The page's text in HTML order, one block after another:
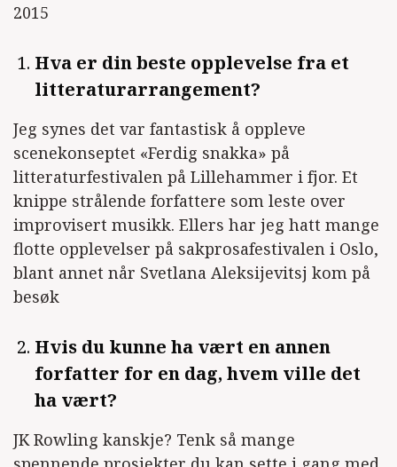
2015
Hva er din beste opplevelse fra et
litteraturarrangement?
Jeg synes det var fantastisk å oppleve
scenekonseptet «Ferdig snakka» på
litteraturfestivalen på Lillehammer i fjor. Et
knippe strålende forfattere som leste over
improvisert musikk. Ellers har jeg hatt mange
flotte opplevelser på sakprosafestivalen i Oslo,
blant annet når Svetlana Aleksijevitsj kom på
besøk
Hvis du kunne ha vært en annen
forfatter for en dag, hvem ville det
ha vært?
JK Rowling kanskje? Tenk så mange